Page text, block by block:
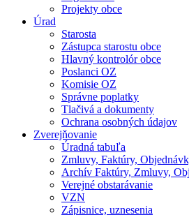
Projekty obce
Úrad
Starosta
Zástupca starostu obce
Hlavný kontrolór obce
Poslanci OZ
Komisie OZ
Správne poplatky
Tlačivá a dokumenty
Ochrana osobných údajov
Zverejňovanie
Úradná tabuľa
Zmluvy, Faktúry,
Archív Faktúry, Zmluvy,
Verejné obstarávanie
VZN
Zápisnice, uznesenia